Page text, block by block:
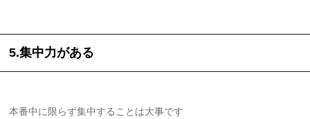
5.集中力がある
本番中に限らず集中することは大事です